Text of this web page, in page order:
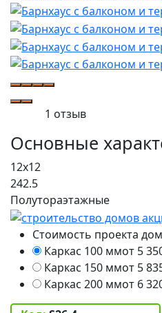
1 отзыв
Основные
12х12
242.5
Полутораэтажные
Стоимость проекта
Каркас 100 ммот 5
Каркас 150 ммот 5
Каркас 200 ммот 6